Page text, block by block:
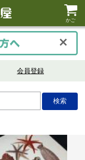
かご
会員登録